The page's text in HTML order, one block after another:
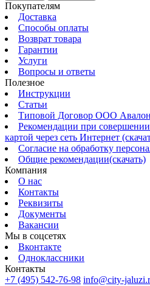
Покупателям
Доставка
Способы оплаты
Возврат товара
Гарантии
Услуги
Вопросы и ответы
Полезное
Инструкции
Статьи
Типовой Договор ООО Авалон
Рекомендации при
картой через сеть Интернет
Согласие на обработку
Общие рекомендации(скачать)
Компания
О нас
Контакты
Реквизиты
Документы
Вакансии
Мы в соцсетях
Вконтакте
Одноклассники
Контакты
+7 (495) 542-76-98 info@city-